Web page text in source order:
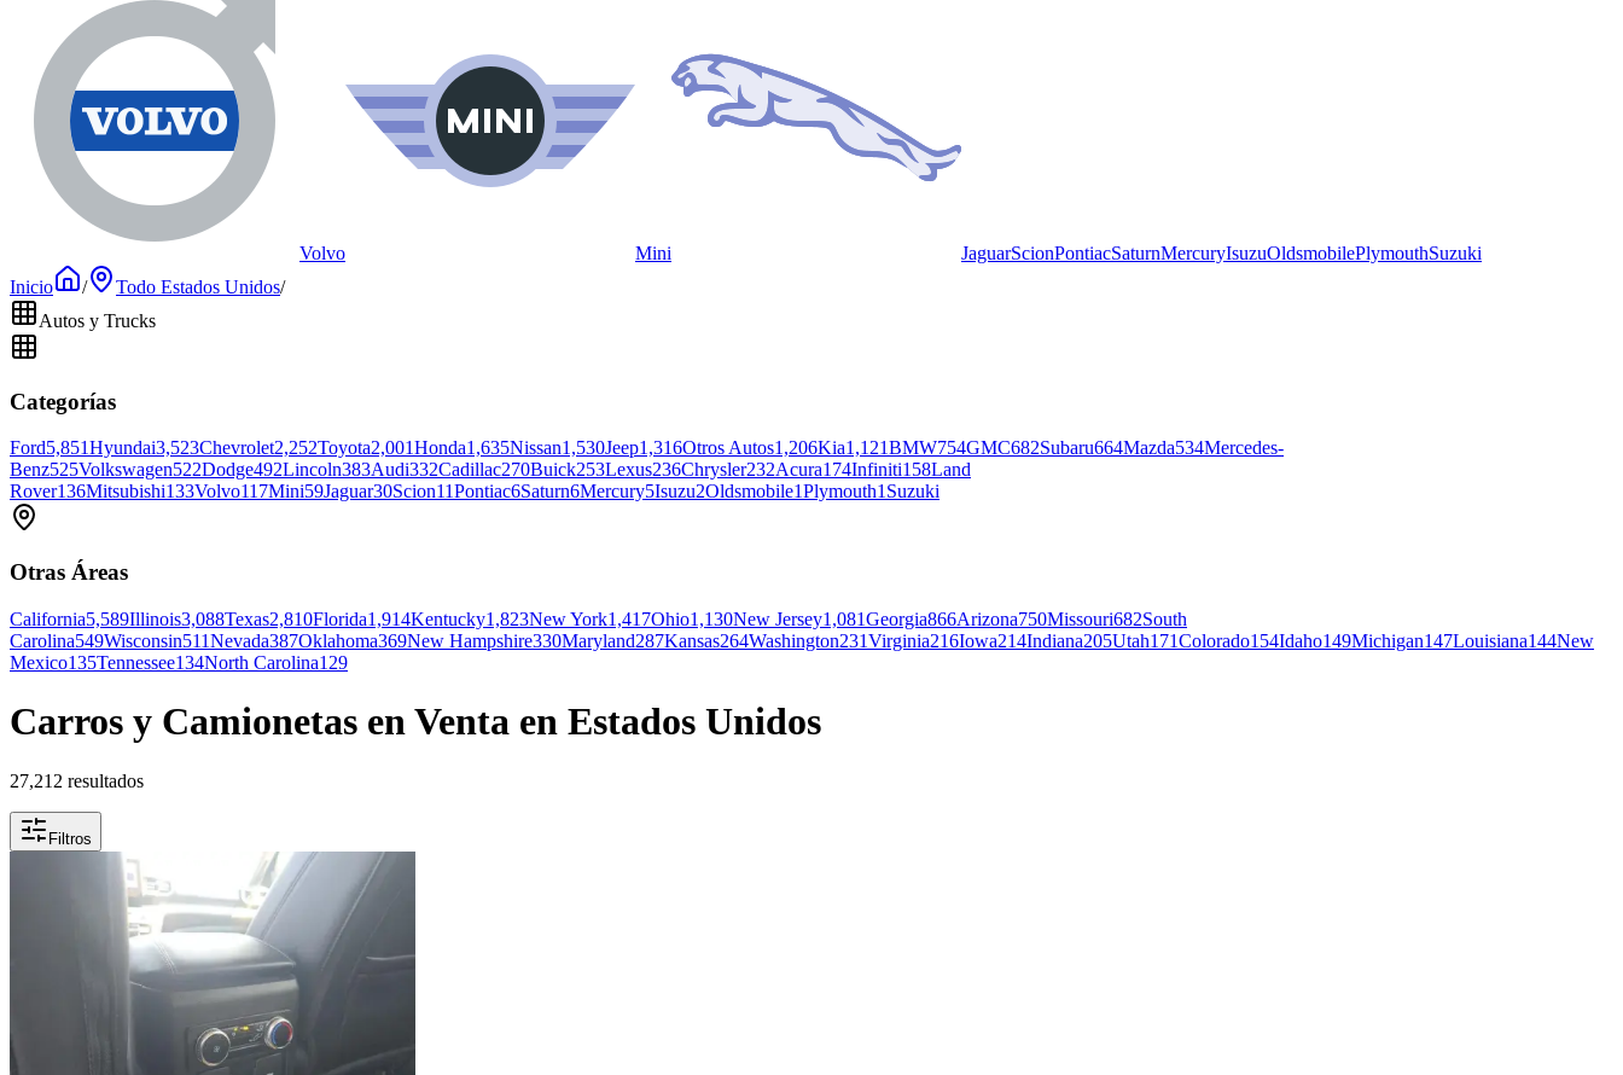
Volvo Mini JaguarScionPontiacSaturnMercuryIsuzuOldsmobilePlymouthSuzuki
Inicio
/ Todo Estados Unidos/
Autos y Trucks
Categorías
Ford5,851Hyundai3,523Chevrolet2,252Toyota2,001Honda1,635Nissan1,530Jeep1,316Otros Autos1,206Kia1,121BMW754GMC682Subaru664Mazda534Mercedes-
Benz525Volkswagen522Dodge492Lincoln383Audi332Cadillac270Buick253Lexus236Chrysler232Acura174Infiniti158Land
Rover136Mitsubishi133Volvo117Mini59Jaguar30Scion11Pontiac6Saturn6Mercury5Isuzu2Oldsmobile1Plymouth1Suzuki
Otras Áreas
California5,589Illinois3,088Texas2,810Florida1,914Kentucky1,823New York1,417Ohio1,130New Jersey1,081Georgia866Arizona750Missouri682South
Carolina549Wisconsin511Nevada387Oklahoma369New Hampshire330Maryland287Kansas264Washington231Virginia216Iowa214Indiana205Utah171Colorado154Idaho149Michigan147Louisiana144New
Mexico135Tennessee134North Carolina129
Carros y Camionetas en Venta en Estados Unidos
27,212 resultados
Filtros